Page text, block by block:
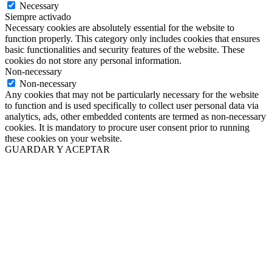
Necessary
Siempre activado
Necessary cookies are absolutely essential for the website to
function properly. This category only includes cookies that ensures
basic functionalities and security features of the website. These
cookies do not store any personal information.
Non-necessary
Non-necessary
Any cookies that may not be particularly necessary for the website
to function and is used specifically to collect user personal data via
analytics, ads, other embedded contents are termed as non-necessary
cookies. It is mandatory to procure user consent prior to running
these cookies on your website.
GUARDAR Y ACEPTAR